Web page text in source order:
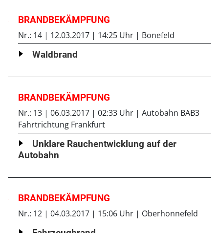
BRANDBEKÄMPFUNG
Nr.: 14 12.03.2017 14:25 Uhr Bonefeld
Waldbrand
BRANDBEKÄMPFUNG
Nr.: 13 06.03.2017 02:33 Uhr
Autobahn BAB3
Fahrtrichtung Frankfurt
Unklare Rauchentwicklung auf der
Autobahn
BRANDBEKÄMPFUNG
Nr.: 12 04.03.2017 15:06 Uhr Oberhonnefeld